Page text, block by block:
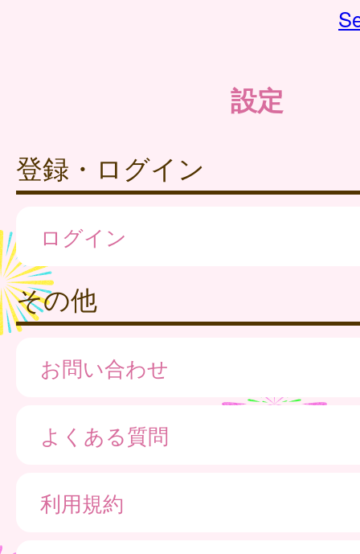
設定
登録・ログイン
ログイン
その他
お問い合わせ
よくある質問
利用規約